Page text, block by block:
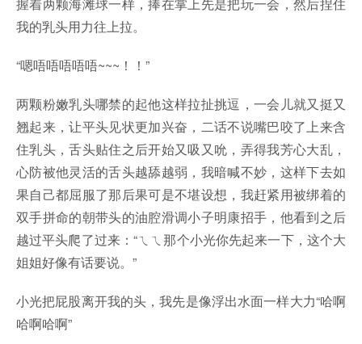
握着两颗海滩球一样，捧在掌上先是把玩一会，然后捏住
我的乳头用力往上拉。
“嗯唔唔唔唔唔~~~！！”
两颗粉嫩乳头哪禁的起他这样拉扯挑逗，一会儿就又挺又
翘起来，让平头见状更加兴奋，二话不说嘴巴咬了上来含
住乳头，舌头贴住之后开始又吸又吮，弄得我芳心大乱，
心防被他灵活的舌头越舔越弱，我暗喊不妙，这样下去如
果自己都屈服了那后果可是不堪设想，我赶紧用被绑着的
双手拼命的朝带头的油腔滑调小子明康招手，他看到之后
越过平头爬了过来：“ㄟㄟ那个小光你先起来一下，这个大
姐姐好像有话要说。”
小光把屁股离开我的头，我先是像浮出水面一样大力“哈啊
哈啊哈啊”